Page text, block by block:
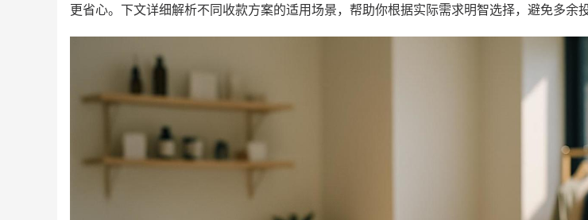
更省心。下文详细解析不同收款方案的适用场景，帮助你根据实际需求明智选择，避免多余投